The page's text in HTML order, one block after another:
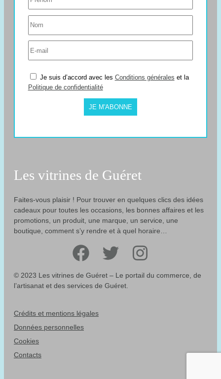
Je suis d’accord avec les Conditions générales et la
Politique de confidentialité
JE M'ABONNE
Les vitrines de Guéret
Faites-vous plaisir ! Pour trouver en quelques clics des idées
cadeaux pour toutes les occasions, les bonnes affaires et les
promotions, un produit, une marque, un service, une
boutique, comment s’y rendre et à quel horaire…
Facebook Twitter Instagram
© 2023 Les vitrines de Guéret – Le portail du commerce, de
l’artisanat et des services de Guéret.
Crédits et mentions légales
Données personnelles
Cookies
Contacts